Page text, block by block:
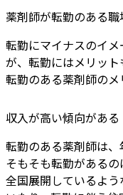
薬剤師が転勤のある
転勤にマイナスのイ
が、転勤にはメリット
転勤のある薬剤師のメ
収入が高い傾向がある
転勤のある薬剤師は、
そもそも転勤があるの
全国展開しているよ